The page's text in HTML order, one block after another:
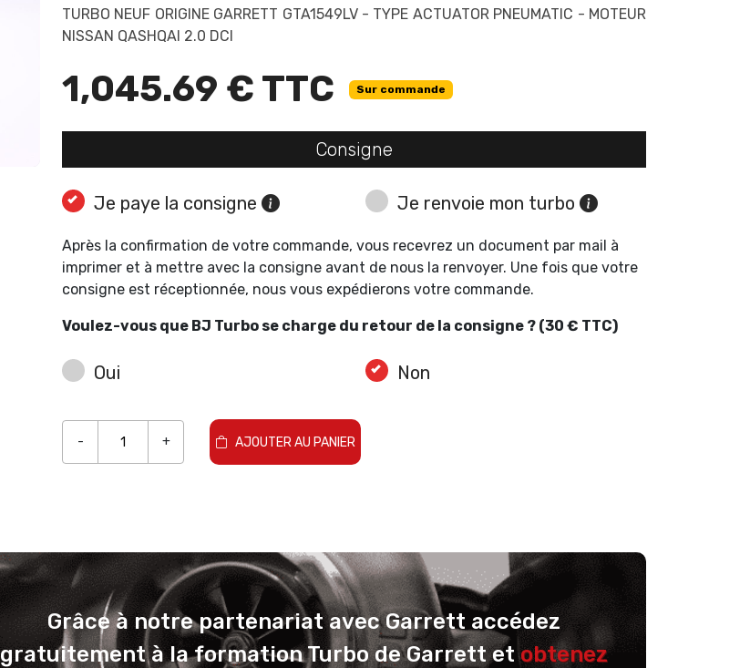
TURBO NEUF ORIGINE GARRETT GTA1549LV - TYPE ACTUATOR PNEUMATIC - MOTEUR
NISSAN QASHQAI 2.0 DCI
1,045.69 € TTC Sur commande
Consigne
Je paye la consigne Je renvoie mon turbo
Après la confirmation de votre commande, vous recevrez un document par mail à
imprimer et à mettre avec la consigne avant de nous la renvoyer. Une fois que votre
consigne est réceptionnée, nous vous expédierons votre commande.
Voulez-vous que BJ Turbo se charge du retour de la consigne ? (30 € TTC)
Oui Non
- + AJOUTER AU PANIER
Grâce à notre partenariat avec Garrett accédez
gratuitement à la formation Turbo de Garrett etobtenez